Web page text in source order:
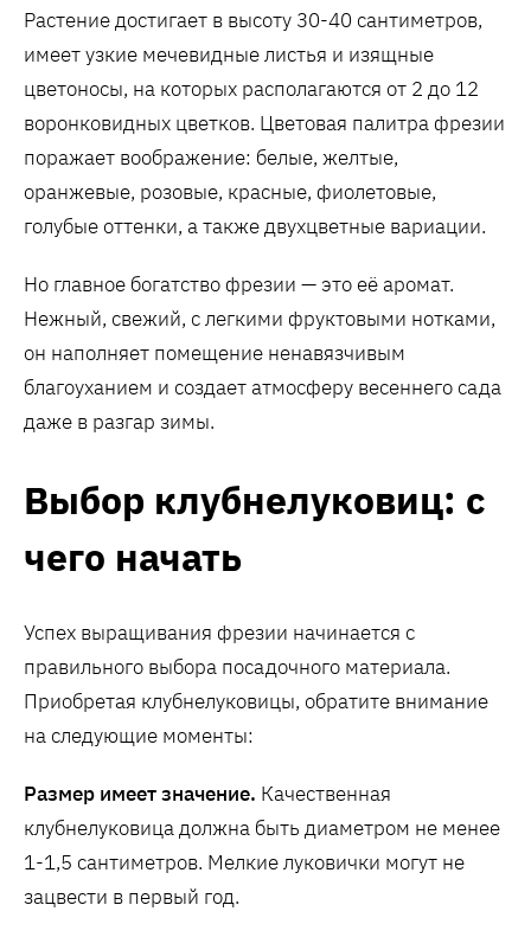
Растение достигает в высоту 30-40 сантиметров,
имеет узкие мечевидные листья и изящные
цветоносы, на которых располагаются от 2 до 12
воронковидных цветков. Цветовая палитра фрезии
поражает воображение: белые, желтые,
оранжевые, розовые, красные, фиолетовые,
голубые оттенки, а также двухцветные вариации.
Но главное богатство фрезии — это её аромат.
Нежный, свежий, с легкими фруктовыми нотками,
он наполняет помещение ненавязчивым
благоуханием и создает атмосферу весеннего сада
даже в разгар зимы.
Выбор клубнелуковиц: с
чего начать
Успех выращивания фрезии начинается с
правильного выбора посадочного материала.
Приобретая клубнелуковицы, обратите внимание
на следующие моменты:
Размер имеет значение. Качественная
клубнелуковица должна быть диаметром не менее
1-1,5 сантиметров. Мелкие луковички могут не
зацвести в первый год.